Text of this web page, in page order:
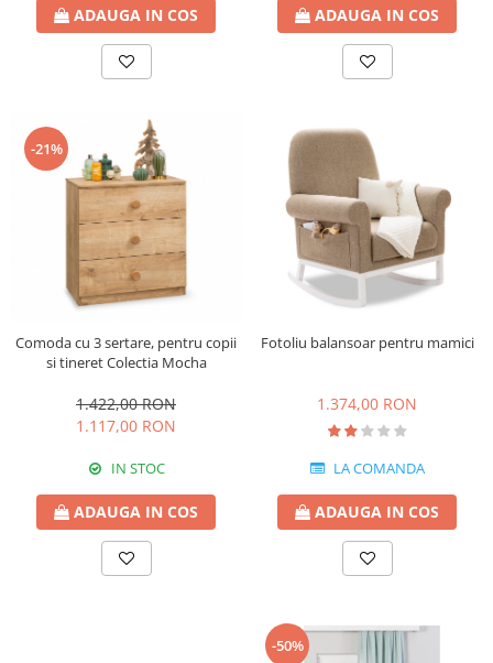
ADAUGA IN COS ADAUGA IN COS
-21%
Comoda cu 3 sertare, pentru copii
si tineret Colectia Mocha
1.422,00 RON
1.117,00 RON
IN STOC
ADAUGA IN COS
Fotoliu balansoar pentru mamici
1.374,00 RON
LA COMANDA
ADAUGA IN COS
-50%